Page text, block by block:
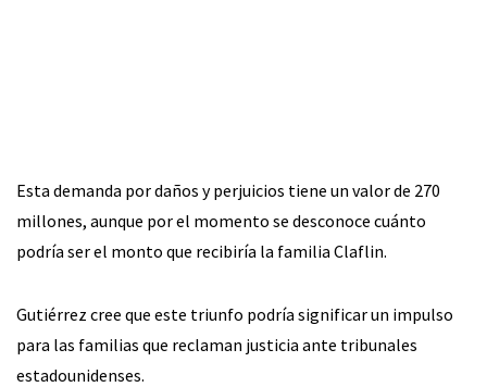
Esta demanda por daños y perjuicios tiene un valor de 270
millones, aunque por el momento se desconoce cuánto
podría ser el monto que recibiría la familia Claflin.
Gutiérrez cree que este triunfo podría significar un impulso
para las familias que reclaman justicia ante tribunales
estadounidenses.